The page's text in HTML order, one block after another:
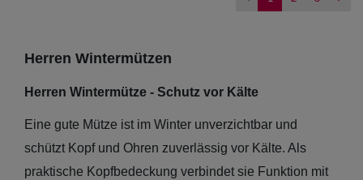
Herren Wintermützen
Herren Wintermütze - Schutz vor Kälte
Eine gute Mütze ist im Winter unverzichtbar und
schützt Kopf und Ohren zuverlässig vor Kälte. Als
praktische Kopfbedeckung verbindet sie Funktion mit